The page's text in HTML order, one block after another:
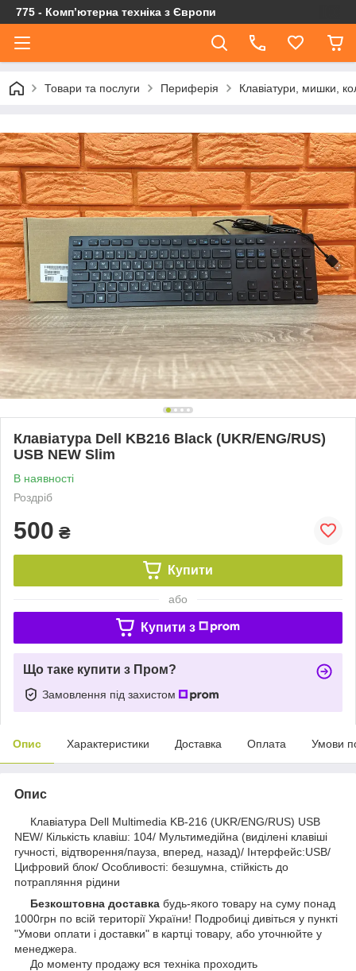
775 - Компʼютерна техніка з Європи
Товари та послуги Периферія Клавіатури, мишки,
Клавіатура Dell KB216 Black (UKR/ENG/RUS)
USB NEW Slim
В наявності
Роздріб
500 ₴
Купити
або
Купити з
Що таке купити з Пром?
Замовлення під захистом
Опис Характеристики Доставка Оплата Умови
Опис
Клавіатура Dell Multimedia KB-216 (UKR/ENG/RUS) USB
NEW/ Кількість клавіш: 104/ Мультимедійна (виділені клавіші
гучності, відтворення/пауза, вперед, назад)/ Інтерфейс:USB/
Цифровий блок/ Особливості: безшумна, стійкість до
потрапляння рідини
Безкоштовна доставка будь-якого товару на суму понад
1000грн по всій території України! Подробиці дивіться у пункті
"Умови оплати і доставки" в картці товару, або уточнюйте у
менеджера.
До моменту продажу вся техніка проходить